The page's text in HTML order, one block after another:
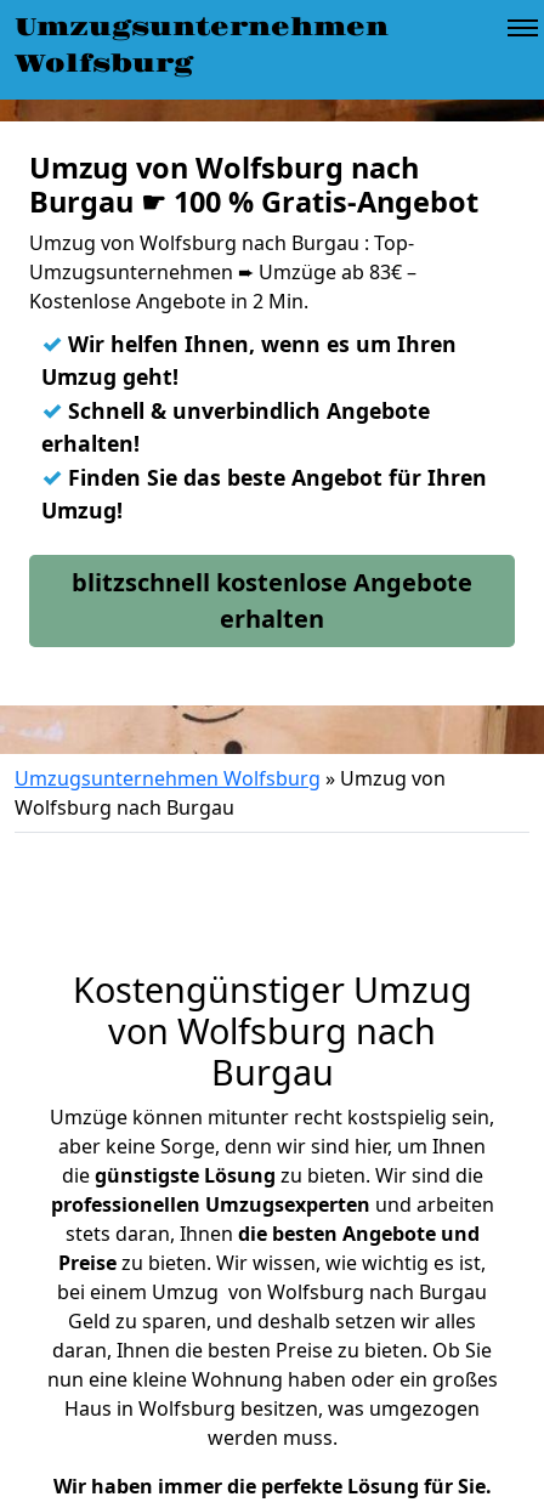
Umzugsunternehmen
Wolfsburg
Umzug von Wolfsburg nach
Burgau ☛ 100 % Gratis-Angebot
Umzug von Wolfsburg nach Burgau : Top-
Umzugsunternehmen ➨ Umzüge ab 83€ –
Kostenlose Angebote in 2 Min.
✓ Wir helfen Ihnen, wenn es um Ihren
Umzug geht!
✓ Schnell & unverbindlich Angebote
erhalten!
✓ Finden Sie das beste Angebot für Ihren
Umzug!
blitzschnell kostenlose Angebote
erhalten
Umzugsunternehmen Wolfsburg » Umzug von
Wolfsburg nach Burgau
Kostengünstiger Umzug
von Wolfsburg nach
Burgau
Umzüge können mitunter recht kostspielig sein,
aber keine Sorge, denn wir sind hier, um Ihnen
diegünstigste Lösung zu bieten. Wir sind die
professionellen Umzugsexperten und arbeiten
stets daran, Ihnen die besten Angebote und
Preisezu bieten. Wir wissen, wie wichtig es ist,
bei einem Umzug von Wolfsburg nach Burgau
Geld zu sparen, und deshalb setzen wir alles
daran, Ihnen die besten Preise zu bieten. Ob Sie
nun eine kleine Wohnung haben oder ein großes
Haus in Wolfsburg besitzen, was umgezogen
werden muss.
Wir haben immer die perfekte Lösung für Sie.